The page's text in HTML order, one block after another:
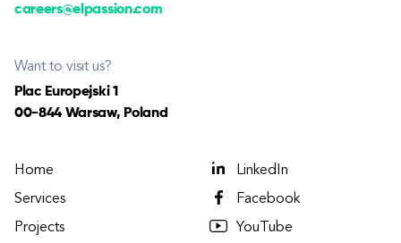
careers@elpassion.com
Want to visit us?
Plac Europejski 1
00-844 Warsaw, Poland
Home
Services
Projects
LinkedIn
Facebook
YouTube